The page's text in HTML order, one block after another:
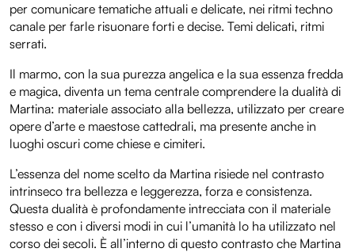
per comunicare tematiche attuali e delicate, nei ritmi techno
canale per farle risuonare forti e decise. Temi delicati, ritmi
serrati.
Il marmo, con la sua purezza angelica e la sua essenza fredda
e magica, diventa un tema centrale comprendere la dualità di
Martina: materiale associato alla bellezza, utilizzato per creare
opere d’arte e maestose cattedrali, ma presente anche in
luoghi oscuri come chiese e cimiteri.
L’essenza del nome scelto da Martina risiede nel contrasto
intrinseco tra bellezza e leggerezza, forza e consistenza.
Questa dualità è profondamente intrecciata con il materiale
stesso e con i diversi modi in cui l’umanità lo ha utilizzato nel
corso dei secoli. È all’interno di questo contrasto che Martina